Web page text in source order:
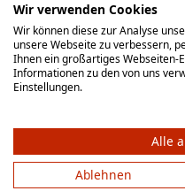
AGB
Social Media
© 2012 - 2026 by
Wir verwenden Cookies
Wir können diese zur Analyse
unsere Webseite zu verbessern,
Ihnen ein großartiges Webseiten-
Informationen zu den von uns
Einstellungen.
Alle
Ablehnen